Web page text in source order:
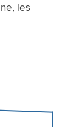
les